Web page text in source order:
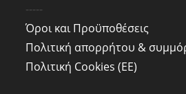
-----
Όροι και Προϋποθέσεις
Πολιτική απορρήτου &
Πολιτική Cookies (ΕΕ)